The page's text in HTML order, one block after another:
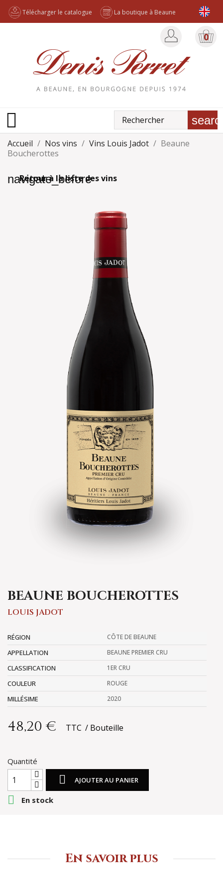
Télécharger le catalogue La boutique à Beaune
0

Accueil Nos vins Vins Louis Jadot
Beaune
Boucherottes
navigate_before
Retour à la liste des vins
BEAUNE BOUCHEROTTES
LOUIS JADOT
RÉGION CÔTE DE BEAUNE
APPELLATION BEAUNE PREMIER CRU
CLASSIFICATION 1ER CRU
COULEUR ROUGE
MILLÉSIME 2020
48,20 € TTC Bouteille
Quantité
 AJOUTER AU PANIER
 En stock
En savoir plus